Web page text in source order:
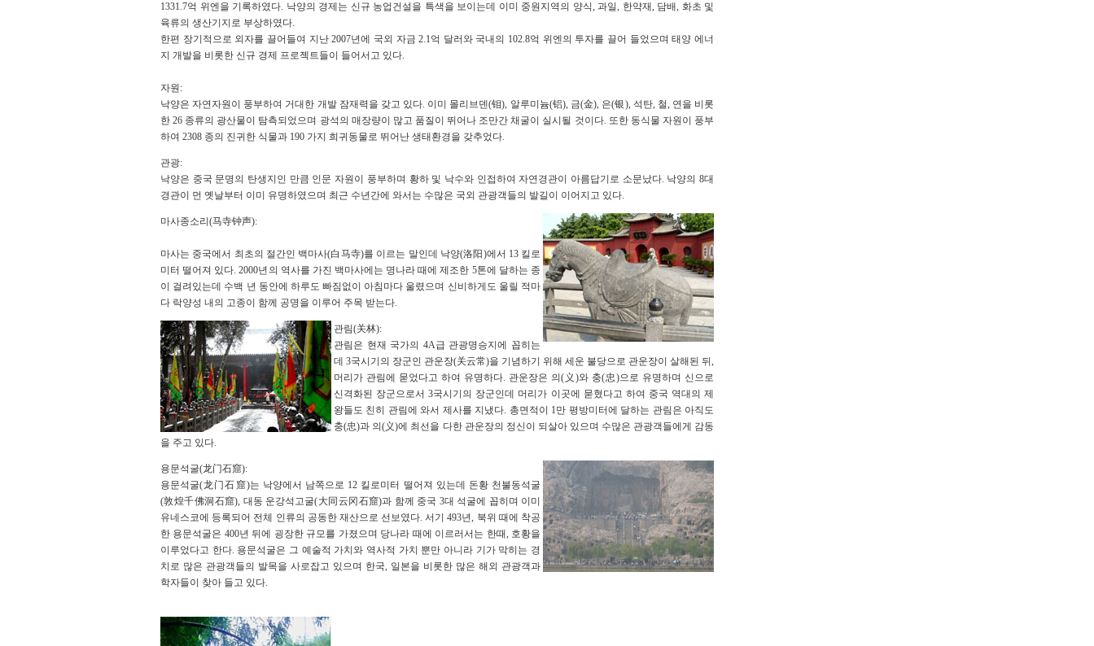
1331.7억 위엔을 기록하였다. 낙양의 경제는 신규 농업건설을 특색을 보이는데 이미 중원지역의 양식, 과일, 한약재, 담배, 화초 및
육류의 생산기지로 부상하였다.
한편 장기적으로 외자를 끌어들여 지난 2007년에 국외 자금 2.1억 달러와 국내의 102.8억 위엔의 투자를 끌어 들었으며 태양 에너
지 개발을 비롯한 신규 경제 프로젝트들이 들어서고 있다.
자원:
낙양은 자연자원이 풍부하여 거대한 개발 잠재력을 갖고 있다. 이미 몰리브덴(钼), 알루미늄(铝), 금(金), 은(银), 석탄, 철, 연을 비롯
한 26 종류의 광산물이 탐측되었으며 광석의 매장량이 많고 품질이 뛰어나 조만간 채굴이 실시될 것이다. 또한 동식물 자원이 풍부
하여 2308 종의 진귀한 식물과 190 가지 희귀동물로 뛰어난 생태환경을 갖추었다.
관광:
낙양은 중국 문명의 탄생지인 만큼 인문 자원이 풍부하며 황하 및 낙수와 인접하여 자연경관이 아름답기로 소문났다. 낙양의 8대
경관이 먼 옛날부터 이미 유명하였으며 최근 수년간에 와서는 수많은 국외 관광객들의 발길이 이어지고 있다.
마사종소리(马寺钟声):
마사는 중국에서 최초의 절간인 백마사(白马寺)를 이르는 말인데 낙양(洛阳)에서 13 킬로
미터 떨어져 있다. 2000년의 역사를 가진 백마사에는 명나라 때에 제조한 5톤에 달하는 종
이 걸려있는데 수백 년 동안에 하루도 빠짐없이 아침마다 울렸으며 신비하게도 울릴 적마
다 락양성 내의 고종이 함께 공명을 이루어 주목 받는다.
관림(关林):
관림은 현재 국가의 4A급 관광명승지에 꼽히는
데 3국시기의 장군인 관운장(关云常)을 기념하기 위해 세운 불당으로 관운장이 살해된 뒤,
머리가 관림에 묻었다고 하여 유명하다. 관운장은 의(义)와 충(忠)으로 유명하며 신으로
신격화된 장군으로서 3국시기의 장군인데 머리가 이곳에 묻혔다고 하여 중국 역대의 제
왕들도 친히 관림에 와서 제사를 지냈다. 총면적이 1만 평방미터에 달하는 관림은 아직도
충(忠)과 의(义)에 최선을 다한 관운장의 정신이 되살아 있으며 수많은 관광객들에게 감동
을 주고 있다.
용문석굴(龙门石窟):
용문석굴(龙门石窟)는 낙양에서 남쪽으로 12 킬로미터 떨어져 있는데 돈황 천불동석굴
(敦煌千佛洞石窟), 대동 운강석고굴(大同云冈石窟)과 함께 중국 3대 석굴에 꼽히며 이미
유네스코에 등록되어 전체 인류의 공동한 재산으로 선보였다. 서기 493년, 북위 때에 착공
한 용문석굴은 400년 뒤에 굉장한 규모를 가졌으며 당나라 때에 이르러서는 한때, 호황을
이루었다고 한다. 용문석굴은 그 예술적 가치와 역사적 가치 뿐만 아니라 기가 막히는 경
치로 많은 관광객들의 발목을 사로잡고 있으며 한국, 일본을 비롯한 많은 해외 관광객과
학자들이 찾아 들고 있다.